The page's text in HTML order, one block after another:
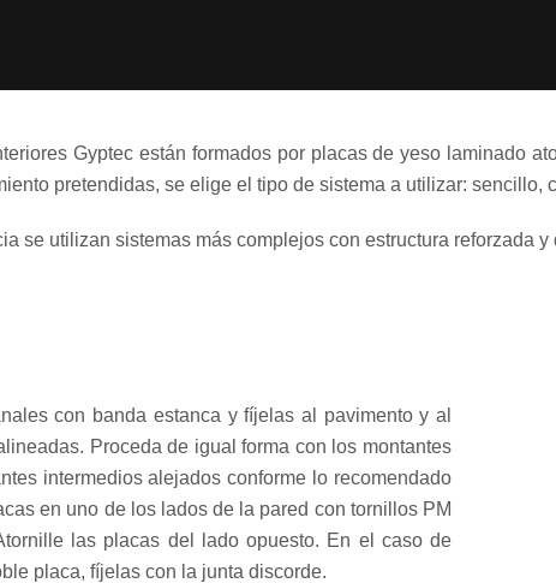
Gyptec están formados por placas de yeso laminado
pretendidas, se elige el tipo de sistema a utilizar:
se utilizan sistemas más complejos con estructura reforzada y
con banda estanca y fíjelas al pavimento y al
Proceda de igual forma con los montantes
intermedios alejados conforme lo recomendado
en uno de los lados de la pared con tornillos PM
las placas del lado opuesto. En el caso de
placa, fíjelas con la junta discorde.